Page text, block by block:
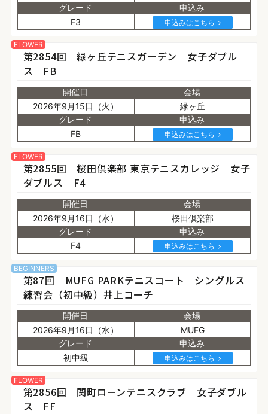
グレード
F3
申込み
申込みはこちら
第2854回 緑ヶ丘テニスガーデン 女子ダブル
ス FB
開催日
2026年9月15日（火）
会場
緑ヶ丘
グレード
FB
申込み
申込みはこちら
FLOWER
第2855回 桜田倶楽部 東京テニスカレッジ 女子
ダブルス F4
開催日
2026年9月16日（水）
会場
桜田倶楽部
グレード
F4
申込み
申込みはこちら
FLOWER
第87回 MUFG PARKテニスコート シングルス
練習会（初中級）井上コーチ
開催日
2026年9月16日（水）
会場
MUFG
グレード
初中級
申込み
申込みはこちら
BEGINNERS
第2856回 関町ローンテニスクラブ 女子ダブル
ス FF
FLOWER